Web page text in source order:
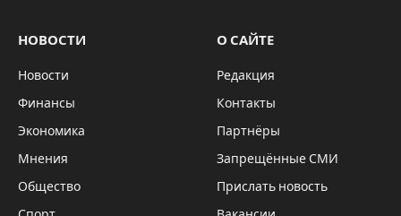
НОВОСТИ
Новости
Финансы
Экономика
Мнения
Общество
О САЙТЕ
Редакция
Контакты
Партнёры
Запрещённые СМИ
Прислать новость